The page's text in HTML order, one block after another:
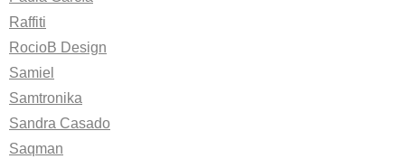
Raffiti
RocioB Design
Samiel
Samtronika
Sandra Casado
Saqman